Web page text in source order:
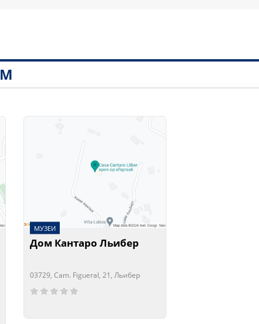
МУЗЕИ
Дом Кантаро Льибер
03729, Cam. Figueral, 21, Льибер
Сейчас открыто!
Сейчас закрыто!